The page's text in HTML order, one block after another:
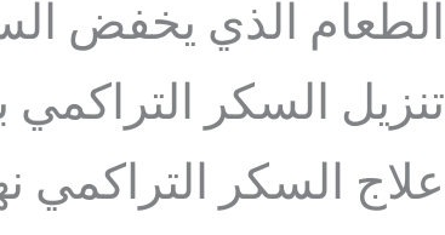
الطعام الذي يخفض
تنزيل السكر التراكمي
علاج السكر التراكمي